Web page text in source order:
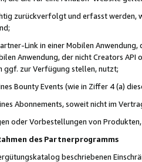
zurückverfolgt und erfasst werden,
Link in einer Mobilen
Anwendung, der nicht Creators
ggf. zur Verfügung stellen, nutzt;
Bounty Events (wie in Ziffer 4 (a)
Abonnements, soweit nicht im
oder Vorbestellungen von
des Partnerprogramms
beschriebenen